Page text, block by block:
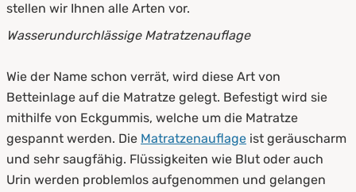
stellen wir Ihnen alle Arten vor.
Wasserundurchlässige Matratzenauflage
Wie der Name schon verrät, wird diese Art von
Betteinlage auf die Matratze gelegt. Befestigt wird sie
mithilfe von Eckgummis, welche um die Matratze
gespannt werden. Die Matratzenauflage ist geräuscharm
und sehr saugfähig. Flüssigkeiten wie Blut oder auch
Urin werden problemlos aufgenommen und gelangen